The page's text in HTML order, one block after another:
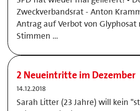
Zweckverbandsrat - Anton
Antrag auf Verbot von Glyphosat
Stimmen …
2 Neueintritte im Dezember
14.12.2018
Sarah Litter (23 Jahre) will kein